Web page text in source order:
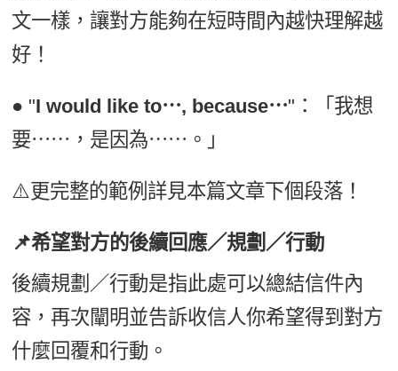
文一樣，讓對方能夠在短時間內越快理解越
好！
● "I would like to⋯, because⋯"：「我想
要⋯⋯，是因為⋯⋯。」
⚠️更完整的範例詳見本篇文章下個段落！
📌希望對方的後續回應／規劃／行動
後續規劃／行動是指此處可以總結信件內
容，再次闡明並告訴收信人你希望得到對方
什麼回覆和行動。